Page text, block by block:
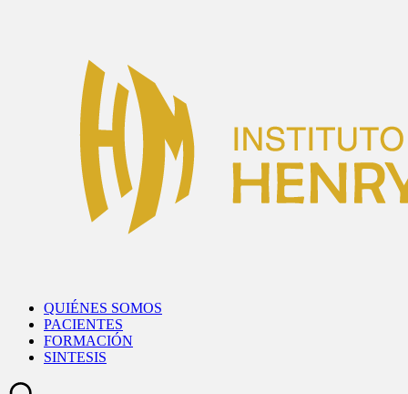
QUIÉNES SOMOS
PACIENTES
FORMACIÓN
SINTESIS